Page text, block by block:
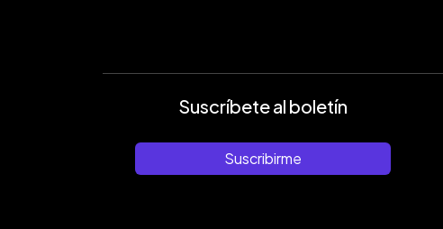
Suscríbete al boletín
Suscribirme